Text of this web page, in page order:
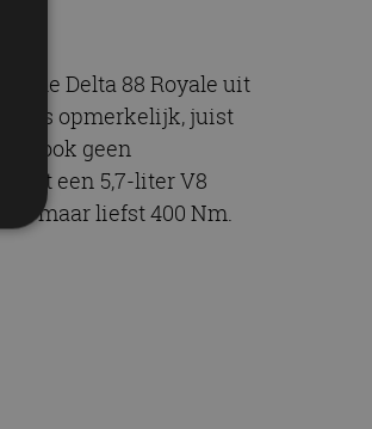
Delta 88 Royale uit
is opmerkelijk, juist
ook geen
ligt een 5,7-liter V8
maar liefst 400 Nm.